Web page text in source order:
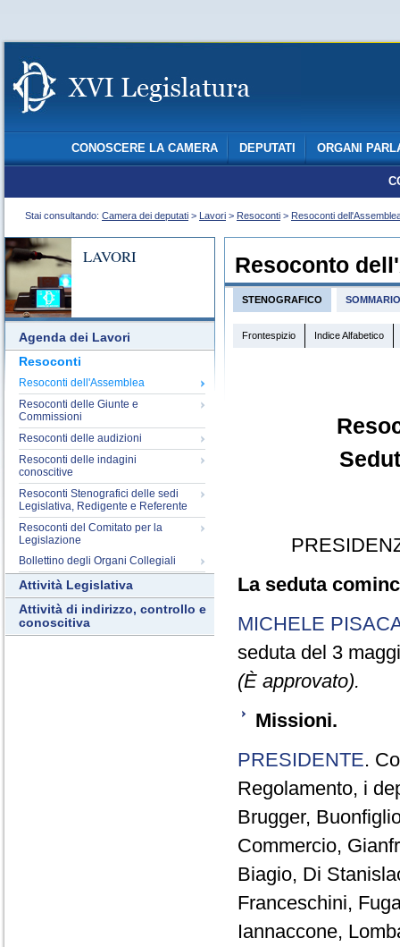
CONOSCERE LA CAMERA DEPUTATI ORGANI
Stai consultando: Camera dei deputati > Lavori > Resoconti > Resoconti
LAVORI
Agenda dei Lavori
Resoconti
Resoconti dell'Assemblea
Resoconti delle Giunte e
Commissioni
Resoconti delle audizioni
Resoconti delle indagini
conoscitive
Resoconti Stenografici delle sedi
Legislativa, Redigente e Referente
Resoconti del Comitato per la
Legislazione
Bollettino degli Organi Collegiali
Attività Legislativa
Attività di indirizzo, controllo e
conoscitiva
Resoconto
STENOGRAFICO SOMMARIO
Frontespizio Indice Alfabetico
La seduta
MICHELE
seduta del 3
(È approvato).
Missioni.
PRESIDENTE.
Regolamento, i
Brugger,
Commercio,
Biagio, Di
Franceschini,
Iannaccone,